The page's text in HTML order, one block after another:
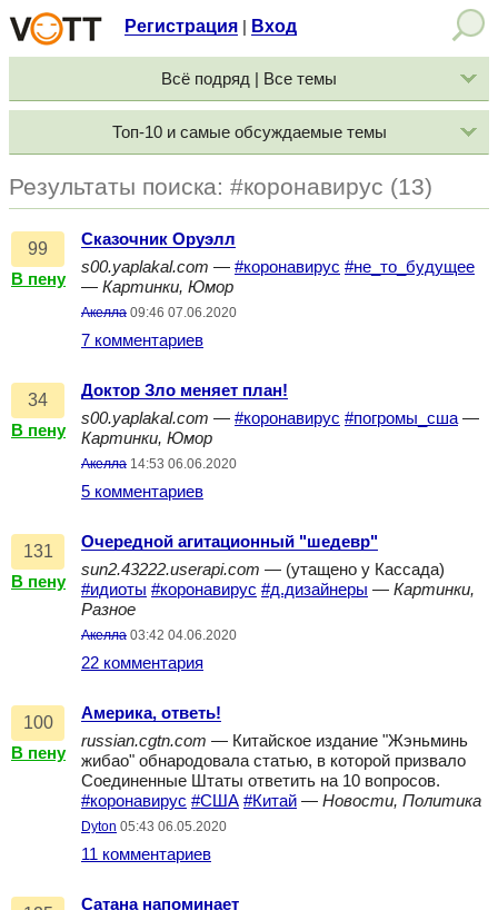
Регистрация Вход
Всё подряд | Все темы
Топ-10 и самые обсуждаемые темы
Результаты поиска: #коронавирус (13)
99
В пену
Сказочник Оруэлл
s00.yaplakal.com — #коронавирус #не_то_будущее
— Картинки, Юмор
Акелла 09:46 07.06.2020
7 комментариев
34
В пену
Доктор Зло меняет план!
s00.yaplakal.com — #коронавирус #погромы_сша —
Картинки, Юмор
Акелла 14:53 06.06.2020
5 комментариев
131
В пену
Очередной агитационный "шедевр"
sun2.43222.userapi.com — (утащено у Кассада)
#идиоты #коронавирус #д.дизайнеры — Картинки,
Разное
Акелла 03:42 04.06.2020
22 комментария
100
В пену
Америка, ответь!
russian.cgtn.com — Китайское издание "Жэньминь
жибао" обнародовала статью, в которой призвало
Соединенные Штаты ответить на 10 вопросов.
#коронавирус #США #Китай — Новости, Политика
Dyton 05:43 06.05.2020
11 комментариев
Сатана напоминает